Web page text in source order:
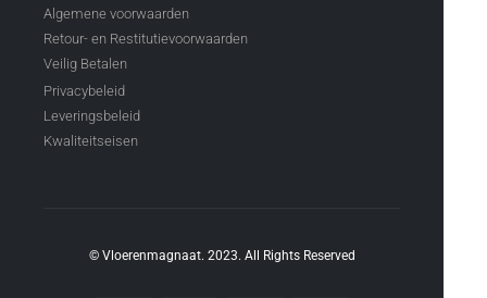
Algemene voorwaarden
Retour- en Restitutievoorwaarden
Veilig Betalen
Privacybeleid
Leveringsbeleid
Kwaliteitseisen
© Vloerenmagnaat. 2023. All Rights Reserved